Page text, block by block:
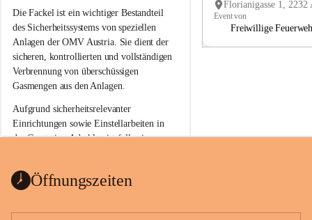
a
a
Die Fackel ist ein wichtiger Bestandteil
des Sicherheitssystems von speziellen
Anlagen der OMV Austria. Sie dient der
sicheren, kontrollierten und vollständigen
Verbrennung von überschüssigen
Gasmengen aus den Anlagen.
Aufgrund sicherheitsrelevanter
Einrichtungen sowie Einstellarbeiten in
der Gasstation Aderklaa ist fallweise
kommenden Tagen und Wochen wird
sein.
Event von
Freiwillige
Öffnungszeiten